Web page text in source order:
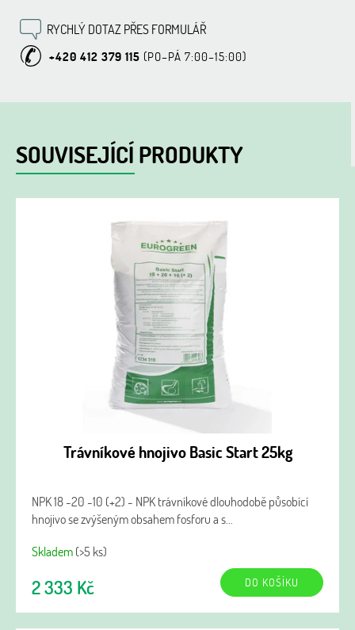
RYCHLÝ DOTAZ PŘES FORMULÁŘ
+420 412 379 115
SOUVISEJÍCÍ PRODUKTY
Trávníkové hnojivo Basic Start 25kg
NPK 18 -20 -10 (+2) - NPK trávníkové dlouhodobě působící
hnojivo se zvýšeným obsahem fosforu a s...
Skladem(>5 ks)
2 333 Kč DO KOŠÍKU